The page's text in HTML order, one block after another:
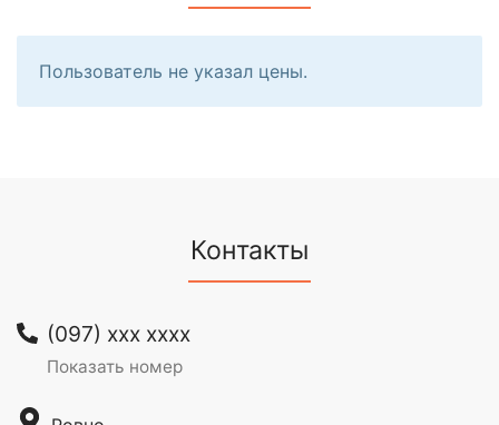
Пользователь не указал цены.
Контакты
(097) xxx xxxx
Показать номер